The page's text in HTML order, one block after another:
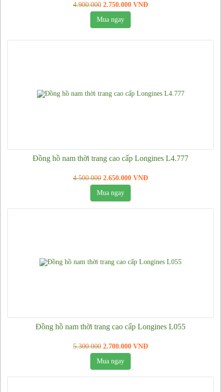
4.900.000 2.750.000 VNĐ
Mua ngay
Đồng hồ nam thời trang cao cấp Longines L4.777
4.500.000 2.650.000 VNĐ
Mua ngay
Đồng hồ nam thời trang cao cấp Longines L055
5.300.000 2.700.000 VNĐ
Mua ngay